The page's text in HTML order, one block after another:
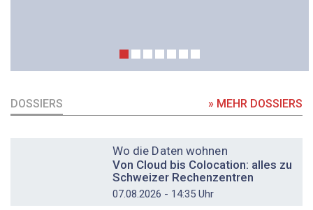
DOSSIERS » MEHR DOSSIERS
Wo die Daten wohnen
Von Cloud bis Colocation: alles zu
Schweizer Rechenzentren
07.08.2026 - 14:35 Uhr